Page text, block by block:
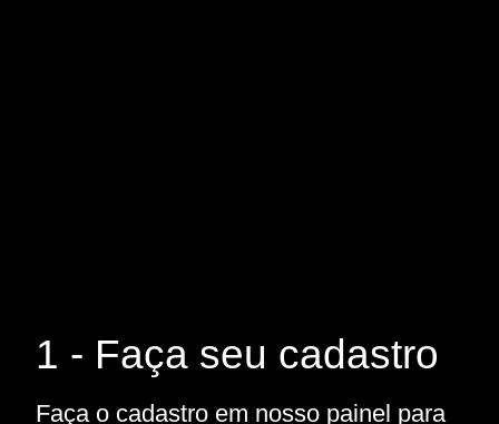
1 - Faça seu cadastro
Faça o cadastro em nosso painel para